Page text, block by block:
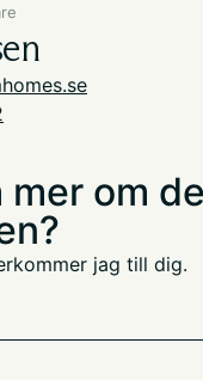
om
jag till dig.